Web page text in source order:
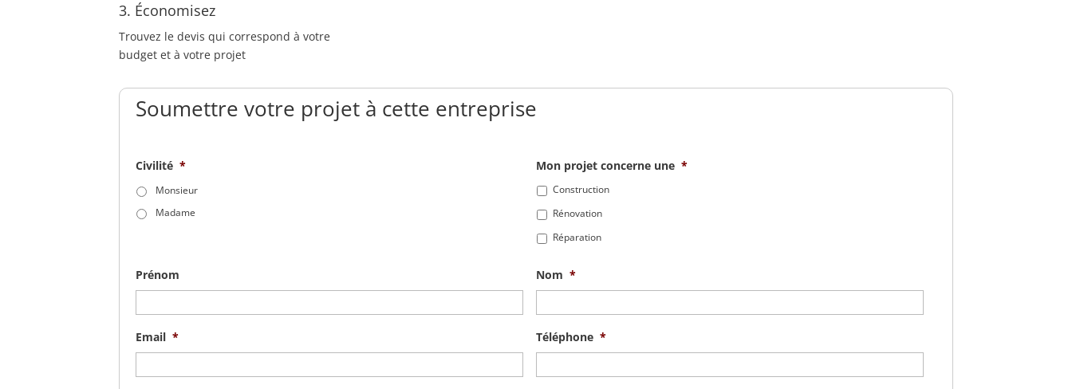
3. Économisez
Trouvez le devis qui correspond à votre
budget et à votre projet
Soumettre votre projet à cette entreprise
Civilité *
Monsieur
Madame
Mon projet concerne une *
Construction
Rénovation
Réparation
Prénom Nom *
Email * Téléphone *